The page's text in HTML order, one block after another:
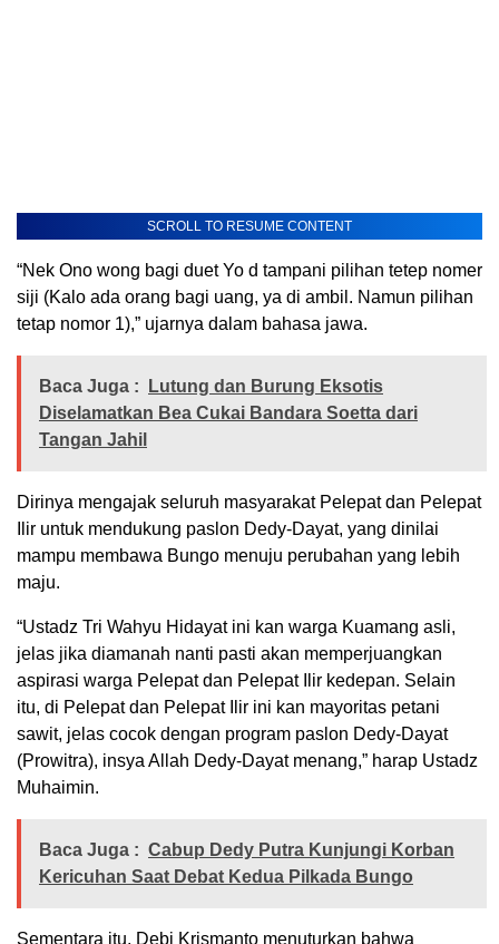
SCROLL TO RESUME CONTENT
“Nek Ono wong bagi duet Yo d tampani pilihan tetep nomer
siji (Kalo ada orang bagi uang, ya di ambil. Namun pilihan
tetap nomor 1),” ujarnya dalam bahasa jawa.
Baca Juga :
Lutung dan Burung Eksotis
Diselamatkan Bea Cukai Bandara Soetta dari
Tangan Jahil
Dirinya mengajak seluruh masyarakat Pelepat dan Pelepat
Ilir untuk mendukung paslon Dedy-Dayat, yang dinilai
mampu membawa Bungo menuju perubahan yang lebih
maju.
“Ustadz Tri Wahyu Hidayat ini kan warga Kuamang asli,
jelas jika diamanah nanti pasti akan memperjuangkan
aspirasi warga Pelepat dan Pelepat Ilir kedepan. Selain
itu, di Pelepat dan Pelepat Ilir ini kan mayoritas petani
sawit, jelas cocok dengan program paslon Dedy-Dayat
(Prowitra), insya Allah Dedy-Dayat menang,” harap Ustadz
Muhaimin.
Baca Juga : Cabup Dedy Putra Kunjungi Korban
Kericuhan Saat Debat Kedua Pilkada Bungo
Sementara itu, Debi Krismanto menuturkan bahwa